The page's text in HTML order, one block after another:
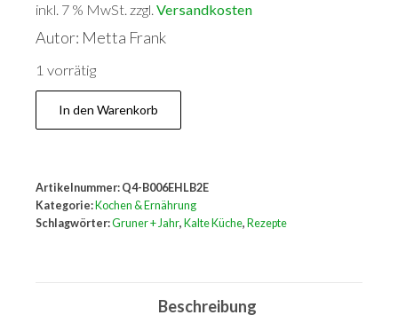
inkl. 7 % MwSt. zzgl. Versandkosten
Autor: Metta Frank
1 vorrätig
Kalte
Küche
In den Warenkorb
Artikelnummer: Q4-B006EHLB2E
Kategorie: Kochen & Ernährung
Schlagwörter:Gruner + Jahr, Kalte Küche, Rezepte
Beschreibung